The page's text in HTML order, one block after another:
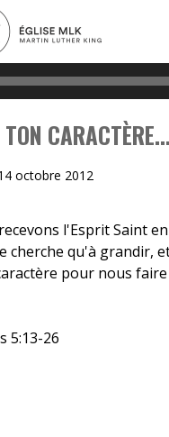
CARACTÈRE...
octobre 2012
l'Esprit Saint
cherche qu'à grandir,
pour nous
5:13-26